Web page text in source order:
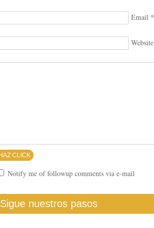
Email *
Website
Notify me of followup comments via e-mail
Sigue nuestros pasos